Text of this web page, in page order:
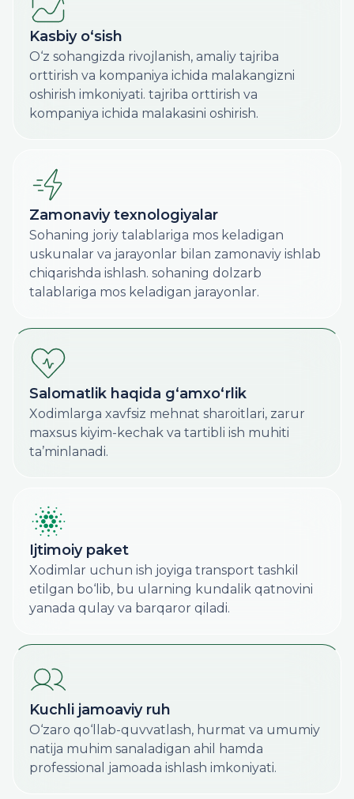
Kasbiy o‘sish
O‘z sohangizda rivojlanish, amaliy tajriba
orttirish va kompaniya ichida malakangizni
oshirish imkoniyati. tajriba orttirish va
kompaniya ichida malakasini oshirish.
Zamonaviy texnologiyalar
Sohaning joriy talablariga mos keladigan
uskunalar va jarayonlar bilan zamonaviy ishlab
chiqarishda ishlash. sohaning dolzarb
talablariga mos keladigan jarayonlar.
Salomatlik haqida g‘amxo‘rlik
Xodimlarga xavfsiz mehnat sharoitlari, zarur
maxsus kiyim-kechak va tartibli ish muhiti
ta’minlanadi.
Ijtimoiy paket
Xodimlar uchun ish joyiga transport tashkil
etilgan bo‘lib, bu ularning kundalik qatnovini
yanada qulay va barqaror qiladi.
Kuchli jamoaviy ruh
O‘zaro qo‘llab-quvvatlash, hurmat va umumiy
natija muhim sanaladigan ahil hamda
professional jamoada ishlash imkoniyati.